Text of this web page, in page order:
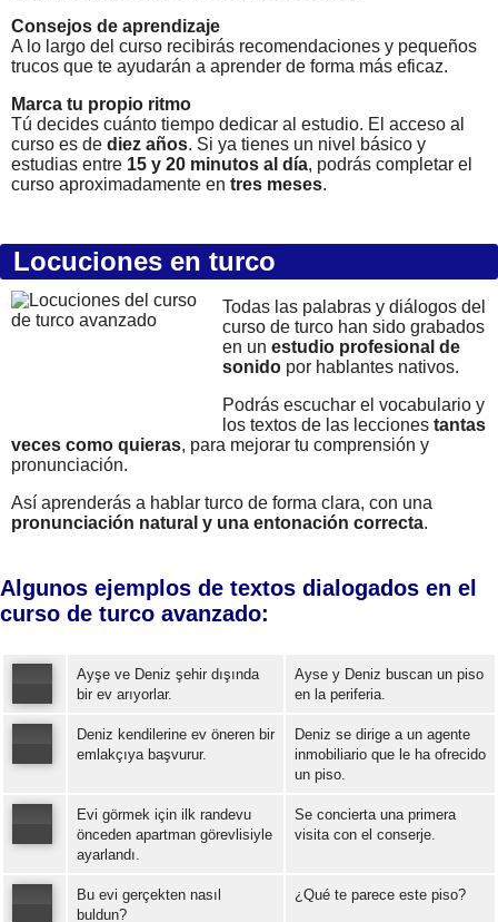
Consejos de aprendizaje
A lo largo del curso recibirás recomendaciones y pequeños
trucos que te ayudarán a aprender de forma más eficaz.
Marca tu propio ritmo
Tú decides cuánto tiempo dedicar al estudio. El acceso al
curso es de diez años. Si ya tienes un nivel básico y
estudias entre 15 y 20 minutos al día, podrás completar el
curso aproximadamente en tres meses.
Locuciones en turco
Todas las palabras y diálogos del
curso de turco han sido grabados
en un estudio profesional de
sonido por hablantes nativos.
Podrás escuchar el vocabulario y
los textos de las lecciones tantas
veces como quieras, para mejorar tu comprensión y
pronunciación.
Así aprenderás a hablar turco de forma clara, con una
pronunciación natural y una entonación correcta.
Algunos ejemplos de textos dialogados en el
curso de turco avanzado:
Error loading: "https://www.idiomaspc.com/curso-aprender-turco-avanzado/audio/4003.mp3"
Ayşe ve Deniz şehir dışında
bir ev arıyorlar.
Ayse y Deniz buscan un piso
en la periferia.
Deniz kendilerine ev öneren bir
emlakçıya başvurur.
Deniz se dirige a un agente
inmobiliario que le ha ofrecido
un piso.
Evi görmek için ilk randevu
önceden apartman görevlisiyle
ayarlandı.
Se concierta una primera
visita con el conserje.
Bu evi gerçekten nasıl
buldun?
¿Qué te parece este piso?